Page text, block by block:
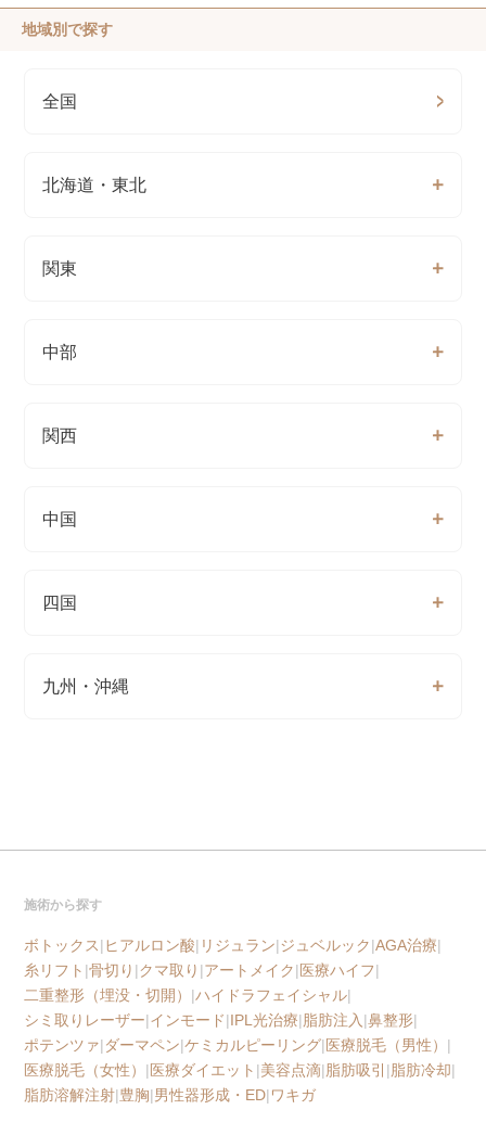
地域別で探す
全国
北海道・東北
関東
中部
関西
中国
四国
九州・沖縄
施術から探す
ボトックス|ヒアルロン酸| リジュラン|ジュベルック|AGA治療|
糸リフト |骨切り |クマ取り |アートメイク|医療ハイフ|
二重整形（埋没・切開） |ハイドラフェイシャル|
シミ取りレーザー|インモード|IPL光治療|脂肪注入 |鼻整形|
ポテンツァ|ダーマペン|ケミカルピーリング|医療脱毛（男性） |
医療脱毛（女性） |医療ダイエット |美容点滴|脂肪吸引 |脂肪冷却|
脂肪溶解注射|豊胸|男性器形成・ED|ワキガ